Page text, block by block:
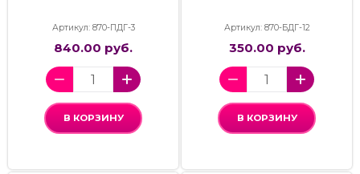
Артикул: 870-ПДГ-3
840.00 руб.
В КОРЗИНУ
Артикул: 870-БДГ-12
350.00 руб.
В КОРЗИНУ